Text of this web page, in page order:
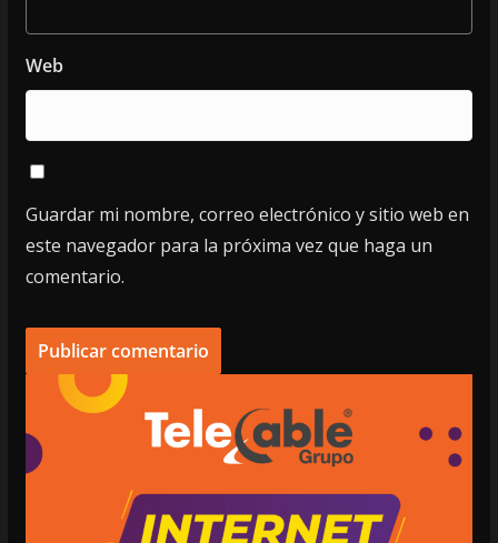
Web
Guardar mi nombre, correo electrónico y sitio web en
este navegador para la próxima vez que haga un
comentario.